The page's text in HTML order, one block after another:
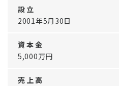
設 立
2001年5月30日
資 本 金
5,000万円
売 上 高